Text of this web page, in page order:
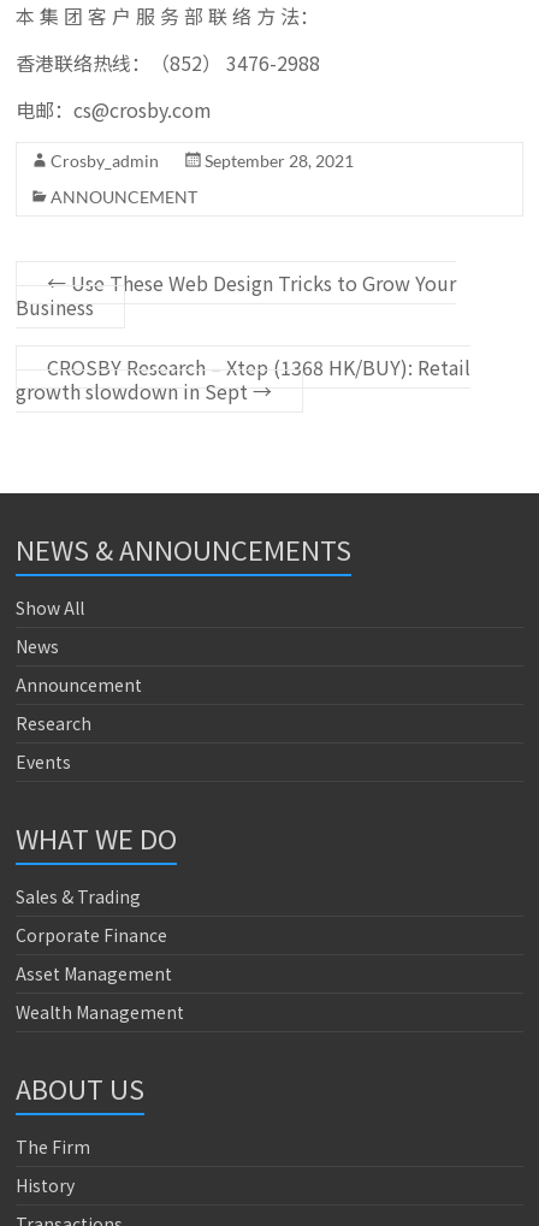
本 集 团 客 户 服 务 部 联 络 方 法：
香港联络热线：（852） 3476-2988
电邮：cs@crosby.com
Crosby_admin
September 28, 2021
ANNOUNCEMENT
← Use These Web Design Tricks to Grow Your
Business
CROSBY Research – Xtep (1368 HK/BUY): Retail
growth slowdown in Sept→
NEWS & ANNOUNCEMENTS
Show All
News
Announcement
Research
Events
WHAT WE DO
Sales & Trading
Corporate Finance
Asset Management
Wealth Management
ABOUT US
The Firm
History